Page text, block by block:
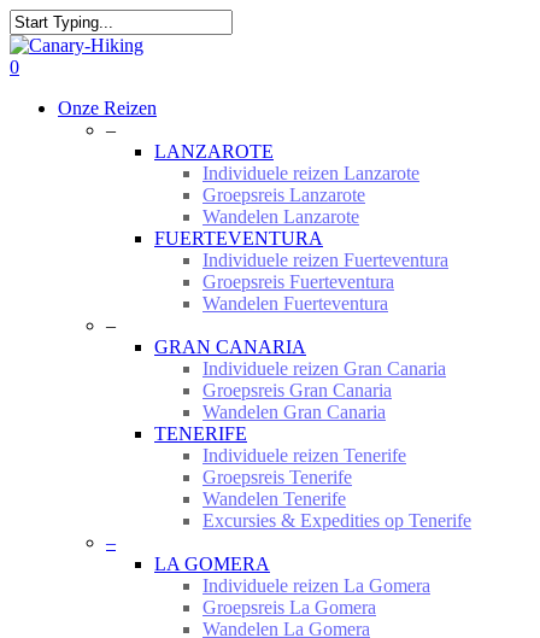
Skip
to
main
Close
Search
0
Onze Reizen
–
LANZAROTE
Individuele reizen Lanzarote
Groepsreis Lanzarote
Wandelen Lanzarote
FUERTEVENTURA
Individuele reizen Fuerteventura
Groepsreis Fuerteventura
Wandelen Fuerteventura
–
GRAN CANARIA
Individuele reizen Gran Canaria
Groepsreis Gran Canaria
Wandelen Gran Canaria
TENERIFE
Individuele reizen Tenerife
Groepsreis Tenerife
Wandelen Tenerife
Excursies & Expedities op Tenerife
–
LA GOMERA
Individuele reizen La Gomera
Groepsreis La Gomera
Wandelen La Gomera